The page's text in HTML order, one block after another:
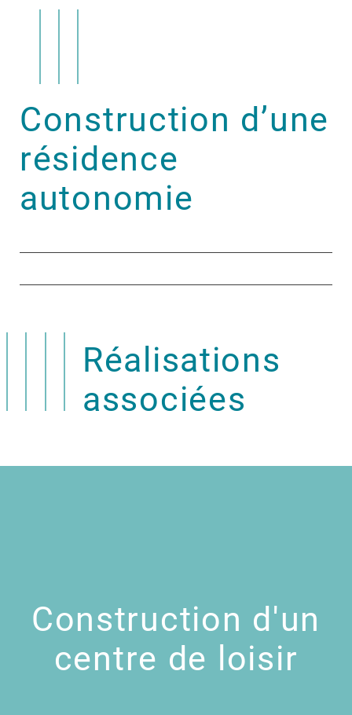
Construction d’une
résidence
autonomie
Réalisations
associées
Construction d'un
centre de loisir